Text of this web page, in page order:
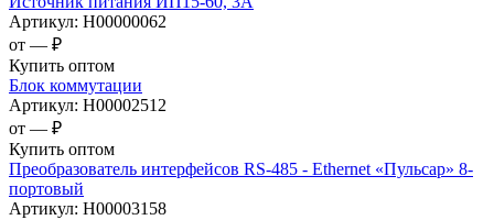
Артикул: Н00000062
от — ₽
Купить оптом
Блок коммутации
Артикул: Н00002512
от — ₽
Купить оптом
Преобразователь интерфейсов RS-485 - Ethernet «Пульсар» 8-
портовый
Артикул: Н00003158